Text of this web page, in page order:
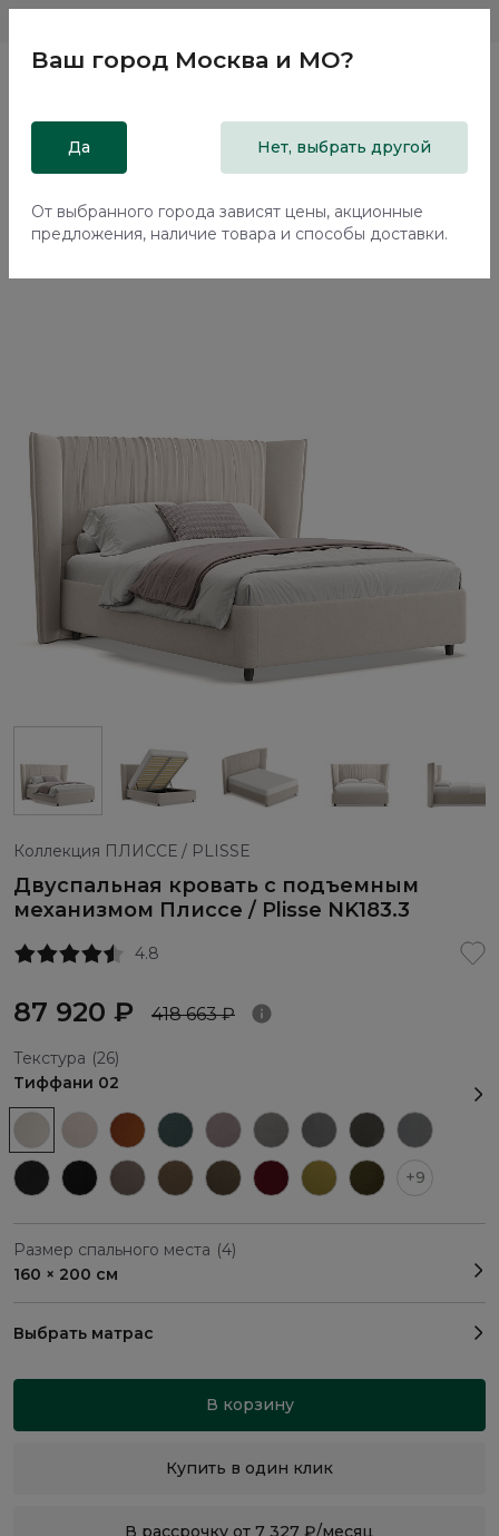
Главная
Кровати
Двуспальная кровать с подъемным механизмом Плиссе /
Коллекция ПЛИССЕ / PLISSE
Двуспальная кровать с подъемным
механизмом Плиссе / Plisse NK183.3
4.8
87 920 ₽ 418 663 ₽
Текстура (26)
Тиффани 02
+9
Размер спального места (4)
160 × 200 см
Выбрать матрас
В корзину
Купить в один клик
Ваш город Москва и МО?
Да Нет, выбрать другой
От выбранного города зависят цены, акционные
предложения, наличие товара и способы доставки.